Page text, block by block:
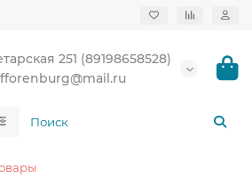
251 (89198658528)